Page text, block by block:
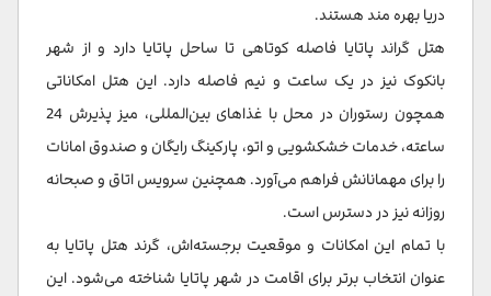
دریا بهره مند هستند.
هتل گراند پاتایا فاصله کوتاهی تا ساحل پاتایا دارد و از شهر
بانکوک نیز در یک ساعت و نیم فاصله دارد. این هتل امکاناتی
همچون رستوران در محل با غذاهای بین‌المللی، میز پذیرش 24
ساعته، خدمات خشکشویی و اتو، پارکینگ رایگان و صندوق امانات
را برای مهمانانش فراهم می‌آورد. همچنین سرویس اتاق و صبحانه
روزانه نیز در دسترس است.
با تمام این امکانات و موقعیت برجسته‌اش، گرند هتل پاتایا به
عنوان انتخاب برتر برای اقامت در شهر پاتایا شناخته می‌شود. این